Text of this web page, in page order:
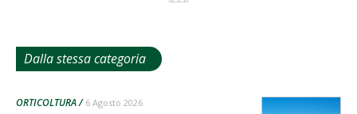
Dalla stessa categoria
ORTICOLTURA 6 Agosto 2026